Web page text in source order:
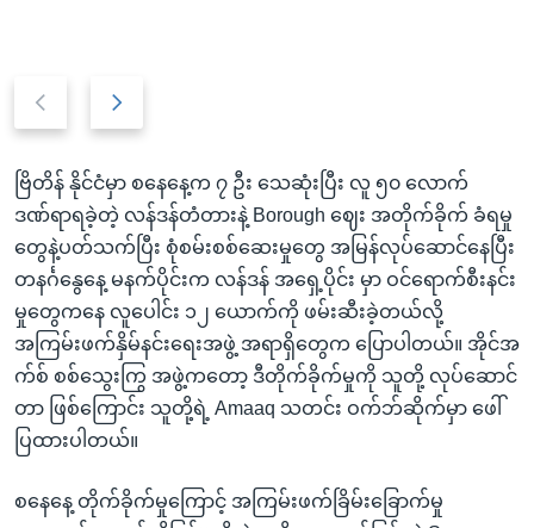
ကျော်
Previous
Next
ဗြိတိန် နိုင်ငံမှာ စနေနေ့က ၇ ဦး သေဆုံးပြီး လူ ၅၀ လောက်
ဒဏ်ရာရခဲ့တဲ့ လန်ဒန်တံတားနဲ့ Borough ဈေး အတိုက်ခိုက် ခံရမှု
တွေနဲ့ပတ်သက်ပြီး စုံစမ်းစစ်ဆေးမှုတွေ အမြန်လုပ်ဆောင်နေပြီး
တနင်္ဂနွေနေ့ မနက်ပိုင်းက လန်ဒန် အရှေ့ပိုင်း မှာ ဝင်ရောက်စီးနင်း
မှုတွေကနေ လူပေါင်း ၁၂ ယောက်ကို ဖမ်းဆီးခဲ့တယ်လို့
အကြမ်းဖက်နှိမ်နင်းရေးအဖွဲ့ အရာရှိတွေက ပြောပါတယ်။ အိုင်အ
က်စ် စစ်သွေးကြွ အဖွဲ့ကတော့ ဒီတိုက်ခိုက်မှုကို သူတို့ လုပ်ဆောင်
တာ ဖြစ်ကြောင်း သူတို့ရဲ့ Amaaq သတင်း ဝက်ဘ်ဆိုက်မှာ ဖေါ်
ပြထားပါတယ်။
စနေနေ့ တိုက်ခိုက်မှုကြောင့် အကြမ်းဖက်ခြိမ်းခြောက်မှု